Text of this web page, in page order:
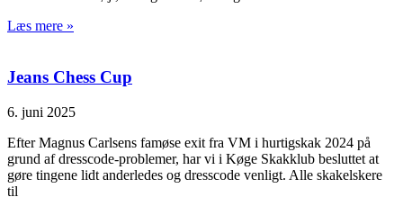
Læs mere »
Jeans Chess Cup
6. juni 2025
Efter Magnus Carlsens famøse exit fra VM i hurtigskak 2024 på
grund af dresscode-problemer, har vi i Køge Skakklub besluttet at
gøre tingene lidt anderledes og dresscode venligt. Alle skakelskere
til